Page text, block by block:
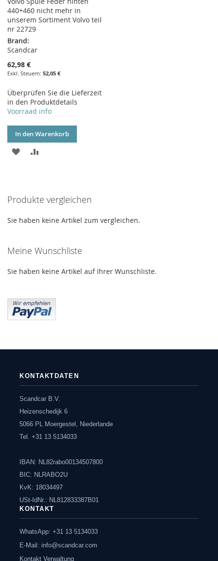
440+460 nicht mehr in
unserem Sortiment Volvo teil
nr 22729
Brand:
Scandcar
62,98 €
52,05 €
Überprüfen Sie die Lieferzeit
in den Produktdetails
Voorraad info
In den Warenkorb
ZUR
Produkte vergleichen
Sie haben keine Artikel zum vergleichen.
Meine Wunschliste
Sie haben keine Artikel auf Ihrer Wunschliste.
KONTAKTDATEN
Scandcar B.V.
Heizenschedijk 6
5066 PL Moergestel, Niederlande
Tel. +31 13 5134033
IBAN: NL82rabo00134507800
BIC: NLRABO2U
KvK: 18034497
USt-IdNr.: NL812833387B01
KONTAKT
WhatsApp: +31 13 5134033
E-Mail: info@scandcar.com
Kontakt Verwaltung